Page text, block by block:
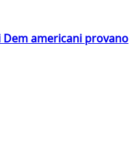
americani provano